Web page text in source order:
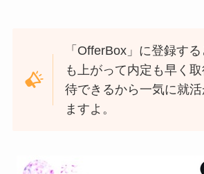
「OfferBox」に登録す
も上がって内定も早く
待できるから一気に就
ますよ。